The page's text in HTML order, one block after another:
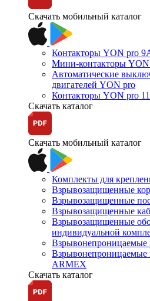
Скачать мобильный каталог
Контакторы YON pro
Мини-контакторы
Автоматические
двигателей YON pro
Контакторы YON pro
Скачать каталог
Скачать мобильный каталог
Комплекты для
Взрывозащищенные
Взрывозащищенные
Взрывозащищенные
Взрывозащищенные
индивидуальной
Взрывонепроницаемые
ARMEX
Скачать каталог